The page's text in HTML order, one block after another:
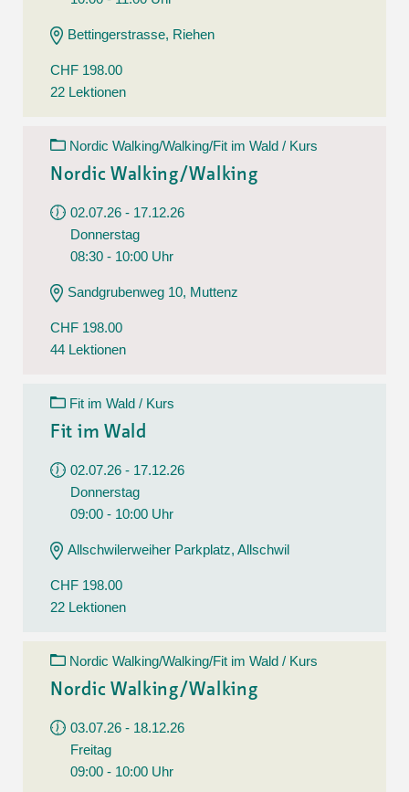
Bettingerstrasse, Riehen
CHF 198.00
22 Lektionen
Nordic Walking/Walking/Fit im Wald / Kurs
Nordic Walking/Walking
02.07.26 - 17.12.26
Donnerstag
08:30 - 10:00 Uhr
Sandgrubenweg 10, Muttenz
CHF 198.00
44 Lektionen
Fit im Wald / Kurs
Fit im Wald
02.07.26 - 17.12.26
Donnerstag
09:00 - 10:00 Uhr
Allschwilerweiher Parkplatz, Allschwil
CHF 198.00
22 Lektionen
Nordic Walking/Walking/Fit im Wald / Kurs
Nordic Walking/Walking
03.07.26 - 18.12.26
Freitag
09:00 - 10:00 Uhr